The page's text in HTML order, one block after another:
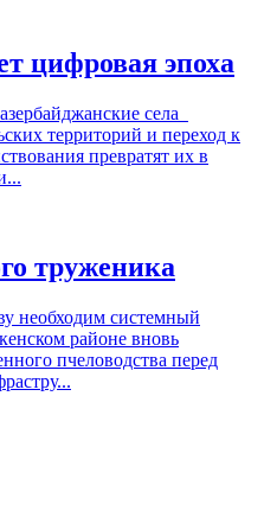
цифровая эпоха
села
территорий и переход к
превратят их в
труженика
необходим системный
районе вновь
пчеловодства перед